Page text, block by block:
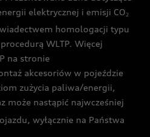
elektrycznej i emisji CO2
homologacji typu
WLTP. Więcej
na stronie
akcesoriów w pojeździe
zużycia paliwa/energii,
może nastąpić najwcześniej
wyłącznie na Państwa